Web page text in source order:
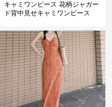
キャミワンピース 花柄ジャガー
ド背中見せキャミワンピース